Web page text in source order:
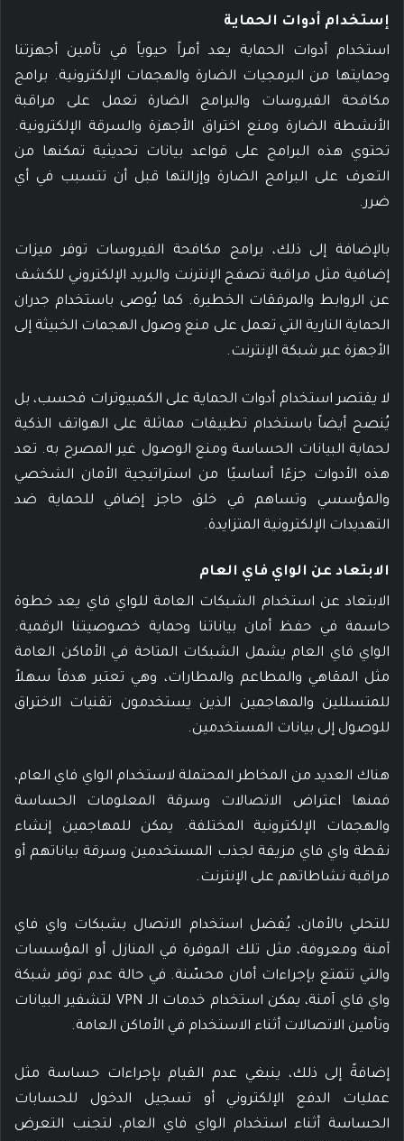
إستخدام أدوات الحماية
استخدام أدوات الحماية يعد أمراً حيوياً في تأمين أجهزتنا
وحمايتها من البرمجيات الضارة والهجمات الإلكترونية. برامج
مكافحة الفيروسات والبرامج الضارة تعمل على مراقبة
الأنشطة الضارة ومنع اختراق الأجهزة والسرقة الإلكترونية.
تحتوي هذه البرامج على قواعد بيانات تحديثية تمكنها من
التعرف على البرامج الضارة وإزالتها قبل أن تتسبب في أي
ضرر.
بالإضافة إلى ذلك، برامج مكافحة الفيروسات توفر ميزات
إضافية مثل مراقبة تصفح الإنترنت والبريد الإلكتروني للكشف
عن الروابط والمرفقات الخطيرة. كما يُوصى باستخدام جدران
الحماية النارية التي تعمل على منع وصول الهجمات الخبيثة إلى
الأجهزة عبر شبكة الإنترنت.
لا يقتصر استخدام أدوات الحماية على الكمبيوترات فحسب، بل
يُنصح أيضاً باستخدام تطبيقات مماثلة على الهواتف الذكية
لحماية البيانات الحساسة ومنع الوصول غير المصرح به. تعد
هذه الأدوات جزءًا أساسيًا من استراتيجية الأمان الشخصي
والمؤسسي وتساهم في خلق حاجز إضافي للحماية ضد
التهديدات الإلكترونية المتزايدة.
الابتعاد عن الواي فاي العام
الابتعاد عن استخدام الشبكات العامة للواي فاي يعد خطوة
حاسمة في حفظ أمان بياناتنا وحماية خصوصيتنا الرقمية.
الواي فاي العام يشمل الشبكات المتاحة في الأماكن العامة
مثل المقاهي والمطاعم والمطارات، وهي تعتبر هدفاً سهلاً
للمتسللين والمهاجمين الذين يستخدمون تقنيات الاختراق
للوصول إلى بيانات المستخدمين.
هناك العديد من المخاطر المحتملة لاستخدام الواي فاي العام،
فمنها اعتراض الاتصالات وسرقة المعلومات الحساسة
والهجمات الإلكترونية المختلفة. يمكن للمهاجمين إنشاء
نقطة واي فاي مزيفة لجذب المستخدمين وسرقة بياناتهم أو
مراقبة نشاطاتهم على الإنترنت.
للتحلي بالأمان، يُفضل استخدام الاتصال بشبكات واي فاي
آمنة ومعروفة، مثل تلك الموفرة في المنازل أو المؤسسات
والتي تتمتع بإجراءات أمان محسّنة. في حالة عدم توفر شبكة
واي فاي آمنة، يمكن استخدام خدمات الـ VPN لتشفير البيانات
وتأمين الاتصالات أثناء الاستخدام في الأماكن العامة.
إضافةً إلى ذلك، ينبغي عدم القيام بإجراءات حساسة مثل
عمليات الدفع الإلكتروني أو تسجيل الدخول للحسابات
الحساسة أثناء استخدام الواي فاي العام، لتجنب التعرض